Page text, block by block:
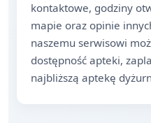
kontaktowe, godziny
mapie oraz opinie
naszemu serwisowi
dostępność apteki,
najbliższą aptekę